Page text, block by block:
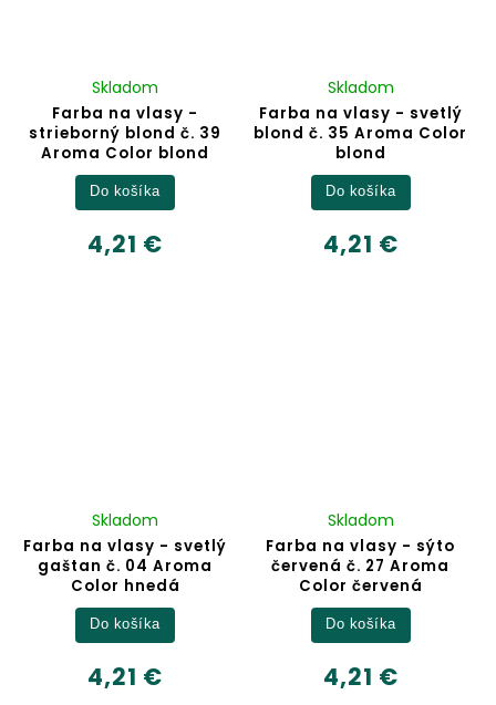
Farba na vlasy -
strieborný blond č. 39
Aroma Color blond
Skladom
4,21 €
Do košíka
Farba na vlasy - svetlý
blond č. 35 Aroma Color
blond
Skladom
4,21 €
Do košíka
Farba na vlasy - svetlý
gaštan č. 04 Aroma
Color hnedá
Skladom
4,21 €
Do košíka
Farba na vlasy - sýto
červená č. 27 Aroma
Color červená
Skladom
4,21 €
Do košíka